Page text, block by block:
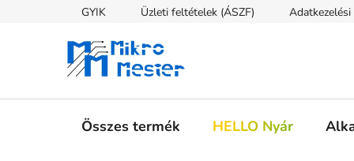
tartalomhoz
GYIK Üzleti feltételek (ÁSZF)
Összes termék HELLO Nyár